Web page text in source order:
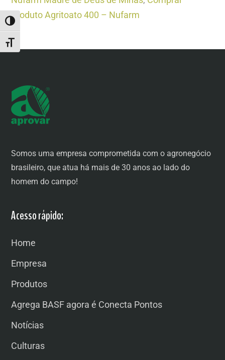
ALTERNAR ALTO CONTRASTE
ALTERNAR TAMANHO DA FONTE
Produto Agritoato 400 – Nufarm
Somos uma empresa comprometida com o agronegócio
brasileiro, que atua há mais de 30 anos ao lado do
homem do campo!
Acesso rápido:
Home
Empresa
Produtos
Agrega BASF agora é Conecta Pontos
Notícias
Culturas